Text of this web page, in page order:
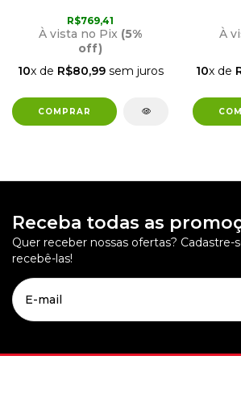
R$769,41
À vista no Pix (5%
off)
10x de R$80,99sem juros
À
10x de
Receba todas as
Quer receber nossas ofertas? Cadastre-
recebê-las!